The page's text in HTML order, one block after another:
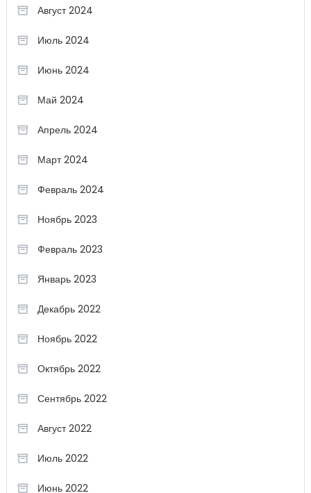
Август 2024
Июль 2024
Июнь 2024
Май 2024
Апрель 2024
Март 2024
Февраль 2024
Ноябрь 2023
Февраль 2023
Январь 2023
Декабрь 2022
Ноябрь 2022
Октябрь 2022
Сентябрь 2022
Август 2022
Июль 2022
Июнь 2022